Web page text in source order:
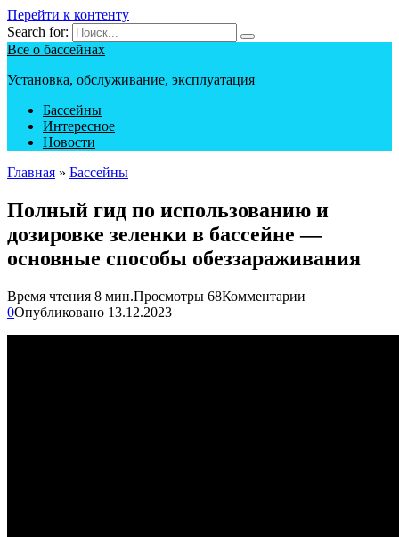
Перейти к контенту
Search for:
Все о бассейнах
Установка, обслуживание, эксплуатация
Бассейны
Интересное
Новости
Главная » Бассейны
Полный гид по использованию и
дозировке зеленки в бассейне —
основные способы обеззараживания
Время чтения 8 мин.Просмотры 68Комментарии
0Опубликовано 13.12.2023